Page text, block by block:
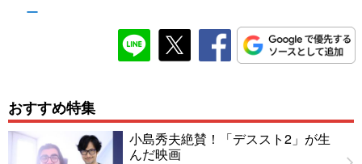
ー
おすすめ特集
小島秀夫絶賛！「デススト2」が生
んだ映画